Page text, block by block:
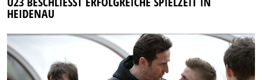
EIDENAU